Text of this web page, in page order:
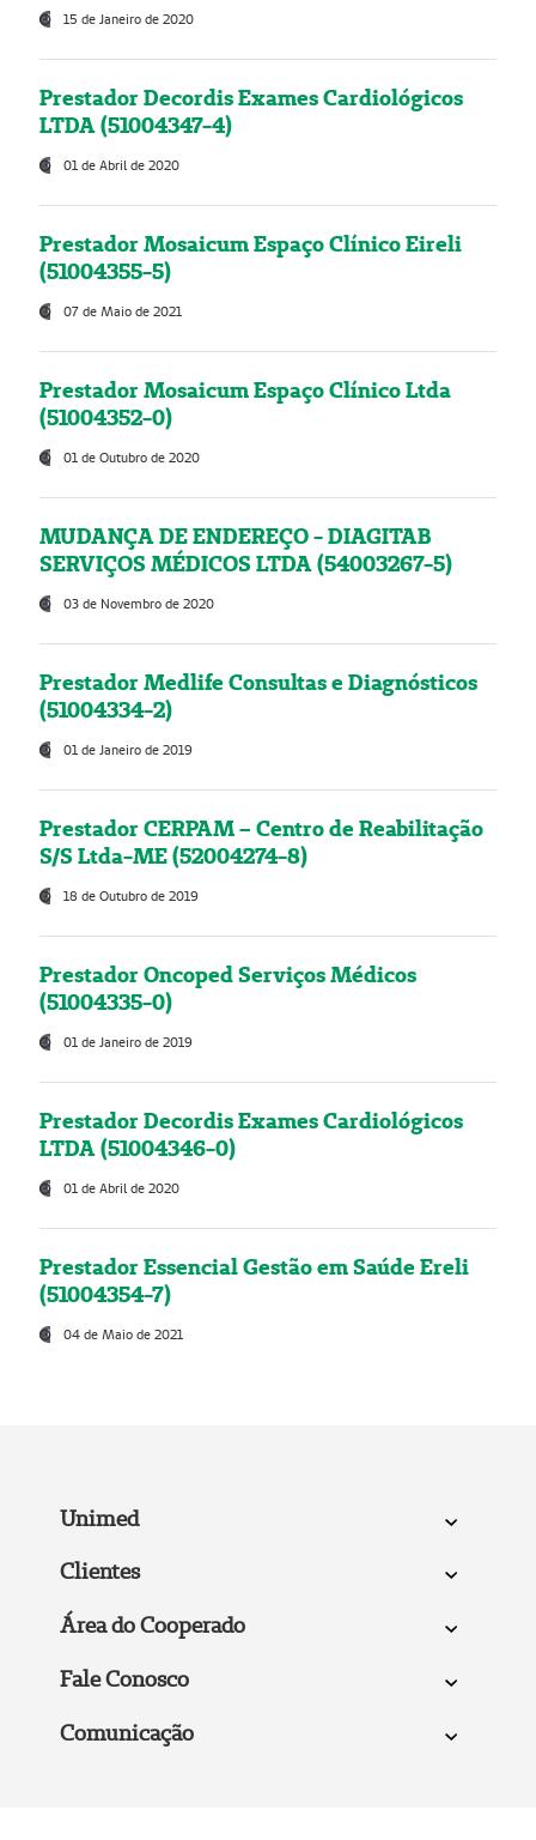
15 de Janeiro de 2020
Prestador Decordis Exames Cardiológicos
LTDA (51004347-4)
01 de Abril de 2020
Prestador Mosaicum Espaço Clínico Eireli
(51004355-5)
07 de Maio de 2021
Prestador Mosaicum Espaço Clínico Ltda
(51004352-0)
01 de Outubro de 2020
MUDANÇA DE ENDEREÇO - DIAGITAB
SERVIÇOS MÉDICOS LTDA (54003267-5)
03 de Novembro de 2020
Prestador Medlife Consultas e Diagnósticos
(51004334-2)
01 de Janeiro de 2019
Prestador CERPAM – Centro de Reabilitação
S/S Ltda-ME (52004274-8)
18 de Outubro de 2019
Prestador Oncoped Serviços Médicos
(51004335-0)
01 de Janeiro de 2019
Prestador Decordis Exames Cardiológicos
LTDA (51004346-0)
01 de Abril de 2020
Prestador Essencial Gestão em Saúde Ereli
(51004354-7)
04 de Maio de 2021
Unimed
Clientes
Área do Cooperado
Fale Conosco
Comunicação